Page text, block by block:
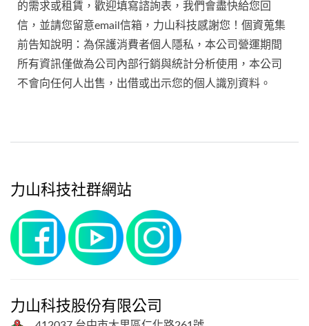
的需求或租賃，歡迎填寫諮詢表，我們會盡快給您回
信，並請您留意email信箱，力山科技感謝您！個資蒐集
前告知說明：為保護消費者個人隱私，本公司營運期間
所有資訊僅做為公司內部行銷與統計分析使用，本公司
不會向任何人出售，出借或出示您的個人識別資料。
力山科技社群網站
力山科技股份有限公司